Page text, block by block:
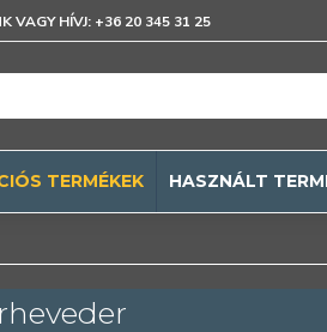
VAGY HÍVJ: +36 20 345 31 25
TERMÉKEK HASZNÁLT